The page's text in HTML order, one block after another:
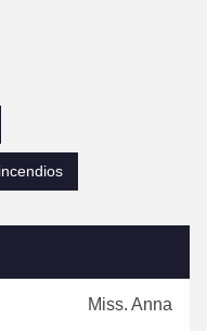
Miss. Anna